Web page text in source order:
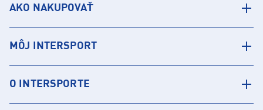
AKO NAKUPOVAŤ
MÔJ INTERSPORT
O INTERSPORTE